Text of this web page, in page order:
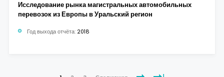
Исследование рынка магистральных автомобильных
перевозок из Европы в Уральский регион
Год выхода отчёта: 2018